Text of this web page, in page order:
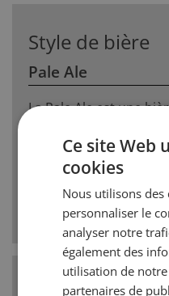
Style de bière
Pale Ale
La Pale Ale est une
houblon prononcé.
variante plus claire
malt choisit est plus
houblon plus
résine et des notes
sharmonisent avec le
Type de levure
Ce site Web
cookies
Nous utilisons
personnaliser le
analyser notre
également des
utilisation de
partenaires de